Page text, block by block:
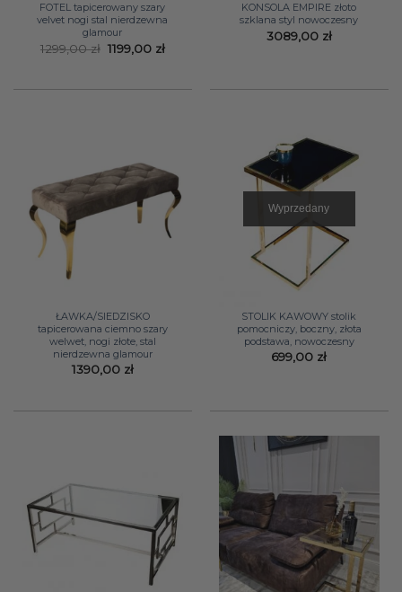
FOTEL tapicerowany szary
velvet nogi stal nierdzewna
glamour
1299,00zł Pierwotna
cena
1199,00 złAktualna
KONSOLA EMPIRE złoto
szklana styl nowoczesny
3089,00 zł
ŁAWKA/SIEDZISKO
tapicerowana ciemno szary
welwet, nogi złote, stal
nierdzewna glamour
1390,00 zł
Wyprzedany
STOLIK KAWOWY stolik
pomocniczy, boczny, złota
podstawa, nowoczesny
699,00 zł